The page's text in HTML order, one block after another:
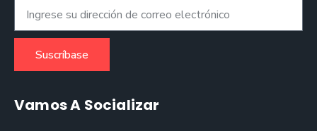
Suscríbase
Vamos A Socializar